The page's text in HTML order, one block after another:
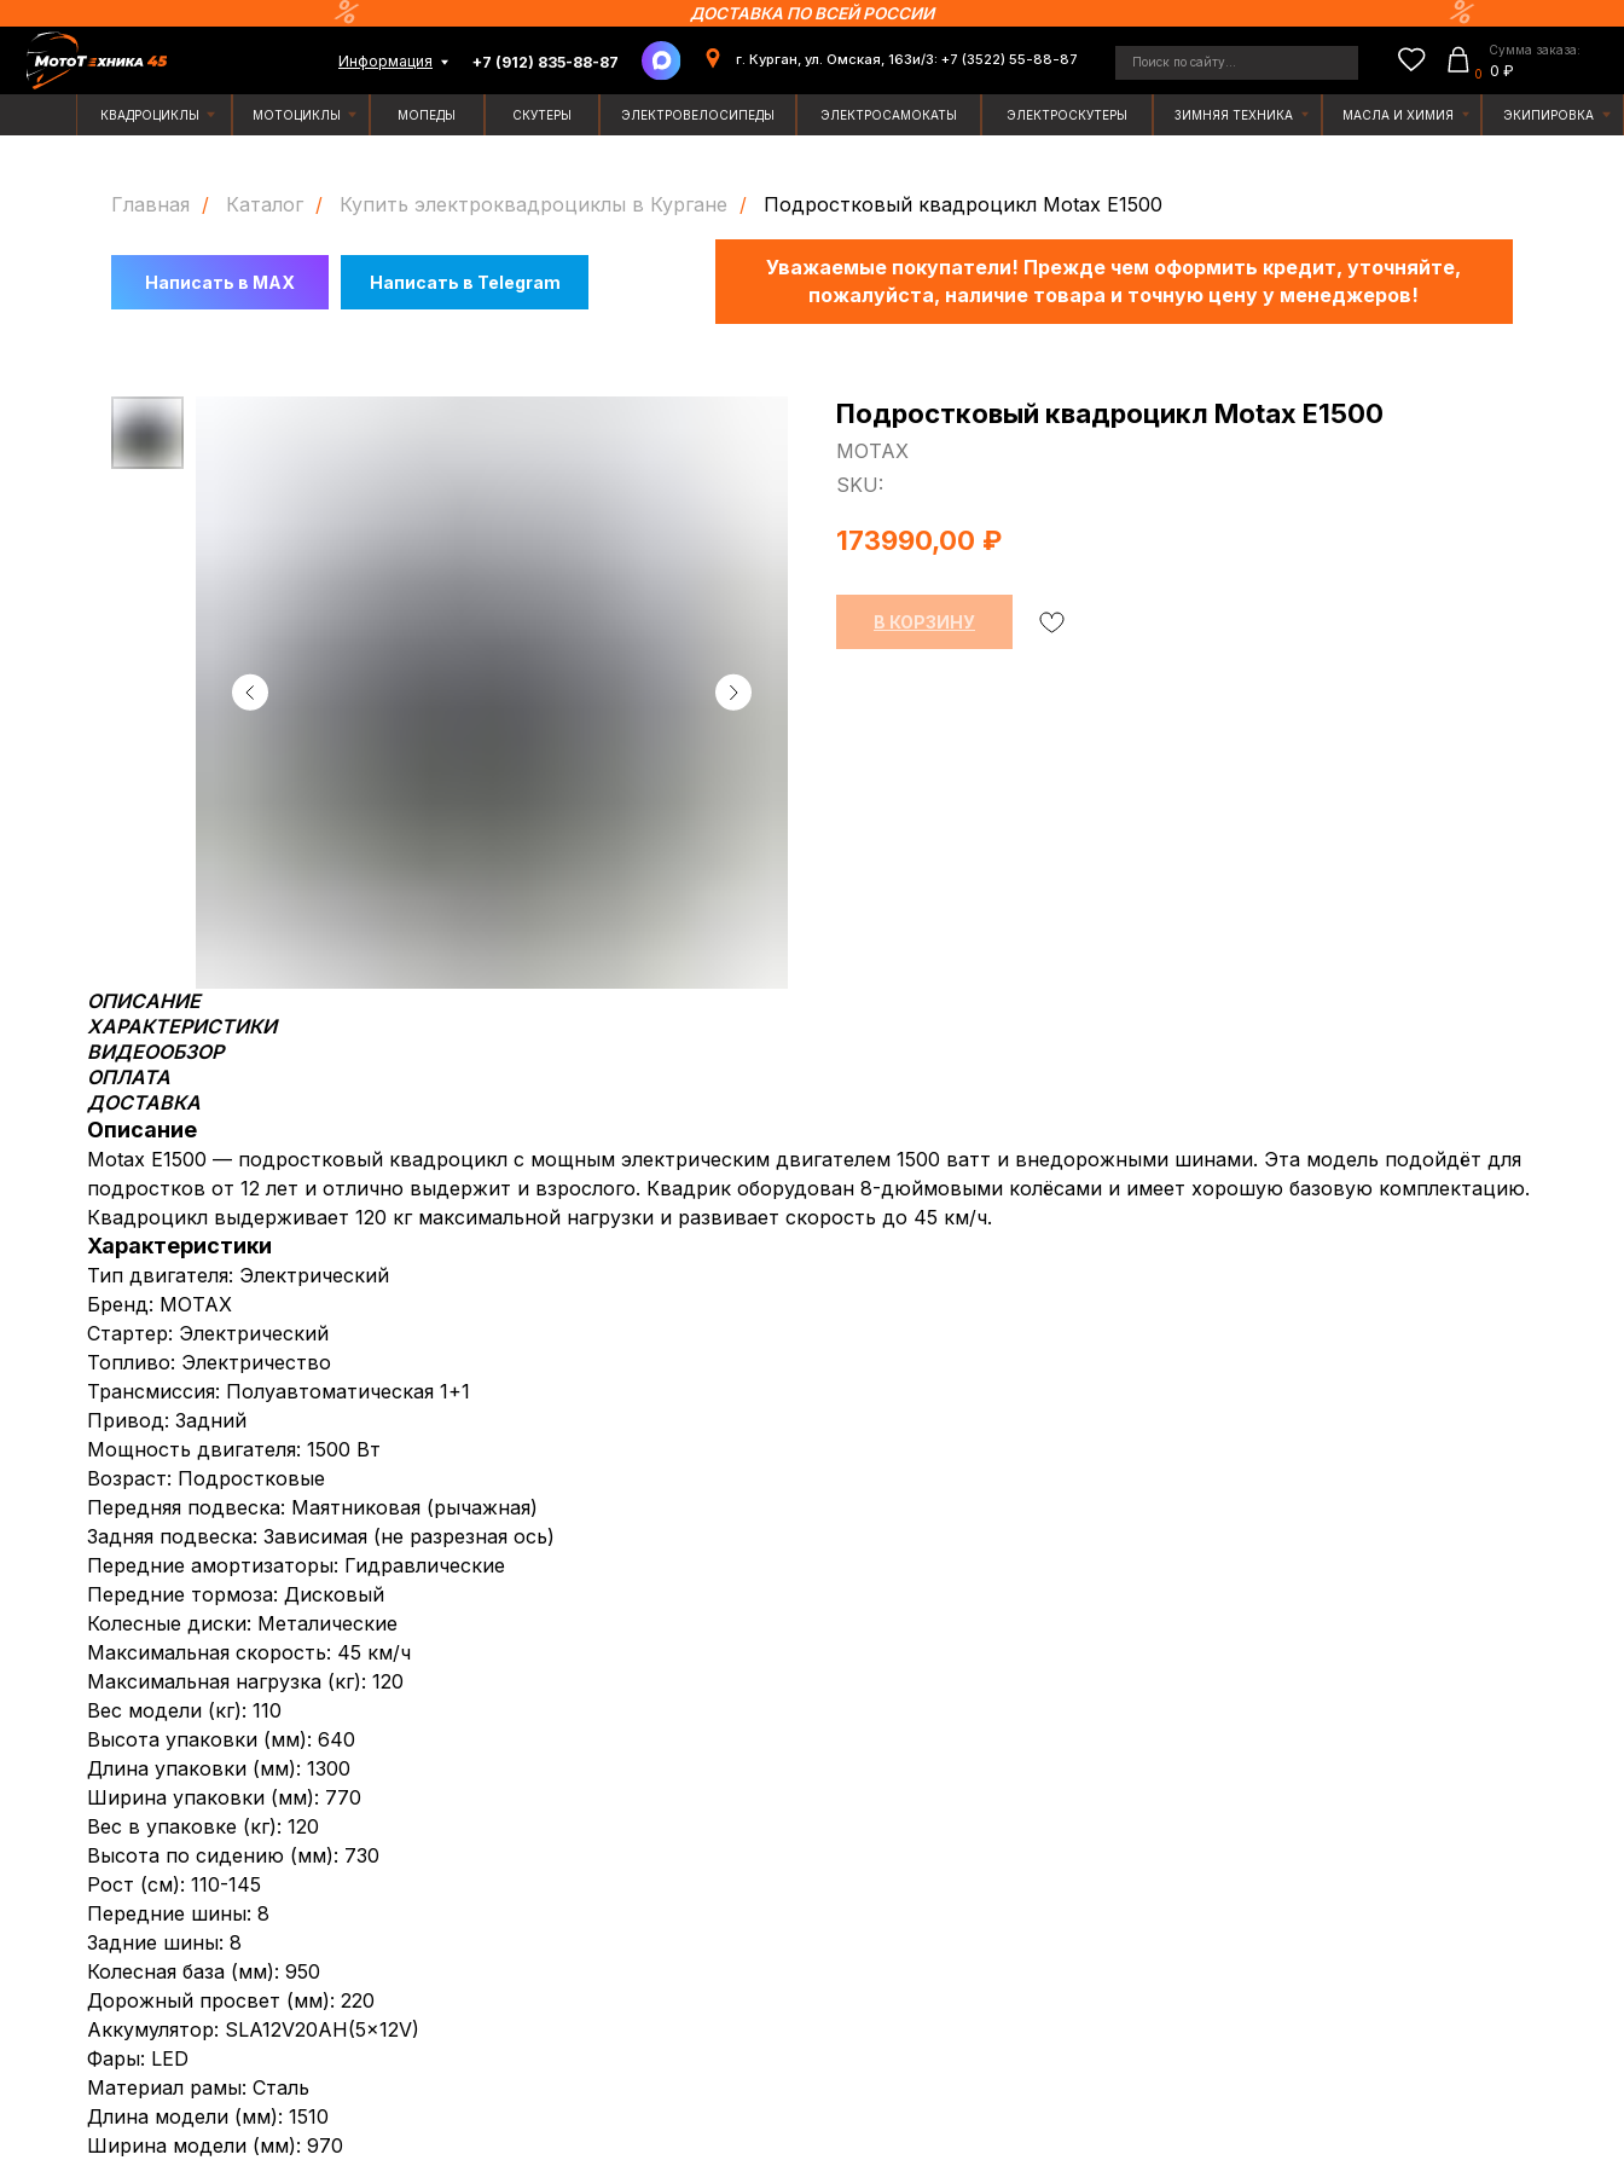
Информация Поиск по сайту...
+7 (912) 835-88-87
Сумма заказа:
г. Курган, ул. Омская, 163и/3: +7 (3522) 55-88-87
ДОСТАВКА ПО ВСЕЙ РОССИИ
Главная / Каталог / Купить электроквадроциклы в Кургане / Подростковый квадроцикл Motax E1500
Написать в MAX Написать в Telegram
Уважаемые покупатели! Прежде чем оформить кредит, уточняйте,
пожалуйста, наличие товара и точную цену у менеджеров!
Подростковый квадроцикл Motax E1500
МОТАХ
SKU:
173990,00 ₽
В КОРЗИНУ
ОПИСАНИЕ
ХАРАКТЕРИСТИКИ
ВИДЕООБЗОР
ОПЛАТА
ДОСТАВКА
Описание
Motax E1500 — подростковый квадроцикл с мощным электрическим двигателем 1500 ватт и внедорожными шинами. Эта модель подойдёт для
подростков от 12 лет и отлично выдержит и взрослого. Квадрик оборудован 8-дюймовыми колёсами и имеет хорошую базовую комплектацию.
Квадроцикл выдерживает 120 кг максимальной нагрузки и развивает скорость до 45 км/ч.
Характеристики
Тип двигателя: Электрический
Бренд: MOTAX
Стартер: Электрический
Топливо: Электричество
Трансмиссия: Полуавтоматическая 1+1
Привод: Задний
Мощность двигателя: 1500 Вт
Возраст: Подростковые
Передняя подвеска: Маятниковая (рычажная)
Задняя подвеска: Зависимая (не разрезная ось)
Передние амортизаторы: Гидравлические
Передние тормоза: Дисковый
Колесные диски: Металические
Максимальная скорость: 45 км/ч
Максимальная нагрузка (кг): 120
Вес модели (кг): 110
Высота упаковки (мм): 640
Длина упаковки (мм): 1300
Ширина упаковки (мм): 770
Вес в упаковке (кг): 120
Высота по сидению (мм): 730
Рост (см): 110-145
Передние шины: 8
Задние шины: 8
Колесная база (мм): 950
Дорожный просвет (мм): 220
Аккумулятор: SLA12V20AH(5×12V)
Фары: LED
Материал рамы: Сталь
Длина модели (мм): 1510
Ширина модели (мм): 970